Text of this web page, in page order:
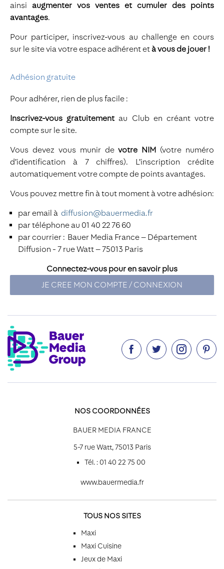
ainsi augmenter vos ventes et cumuler des points
avantages.
Pour participer, inscrivez-vous au challenge en cours
sur le site via votre espace adhérent età vous de jouer !
Adhésion gratuite
Pour adhérer, rien de plus facile :
Inscrivez-vous gratuitement au Club en créant votre
compte sur le site.
Vous devez vous munir devotre NIM (votre numéro
d’identification à 7 chiffres). L’inscription crédite
automatiquement votre compte de points avantages.
Vous pouvez mettre fin à tout moment à votre adhésion:
par email à diffusion@bauermedia.fr
par téléphone au 01 40 22 76 60
par courrier : Bauer Media France – Département
Diffusion - 7 rue Watt – 75013 Paris
Connectez-vous pour en savoir plus
JE CREE MON COMPTE / CONNEXION
   
NOS COORDONNÉES
BAUER MEDIA FRANCE
5-7 rue Watt, 75013 Paris
Tél. : 01 40 22 75 00
www.bauermedia.fr
TOUS NOS SITES
Maxi
Maxi Cuisine
Jeux de Maxi